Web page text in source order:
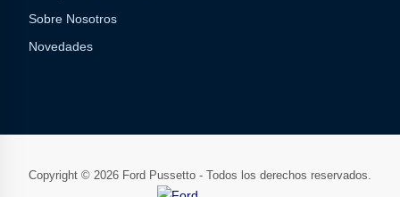
Sobre Nosotros
Novedades
Copyright © 2026 Ford Pussetto - Todos los derechos reservados.